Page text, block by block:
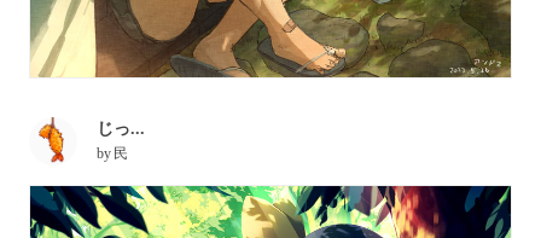
じっ...
by 民